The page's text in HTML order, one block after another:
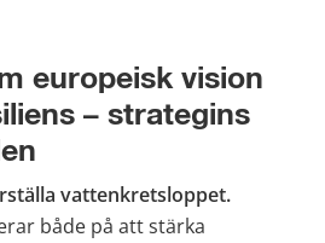
europeisk vision
– strategins
vattenkretsloppet.
både på att stärka